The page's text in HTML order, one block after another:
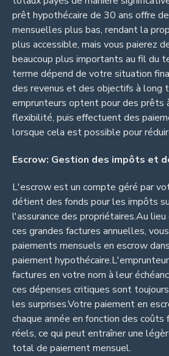
prêt hypothécaire de 30 ans offre
mensuelles plus bas, rendant la
plus accessible, mais vous paierez
beaucoup plus importants au fil du
terme dépend de votre situation
des revenus et des objectifs à long
emprunteurs optent pour des prêts
flexibilité, puis effectuent des
lorsque cela est possible pour
Escrow: Gestion des impôts et
L'escrow est un compte géré par
détient des fonds pour les impôts
l'assurance des propriétaires.Au
ces grandes factures annuelles,
paiements mensuels en escrow
paiement
factures en votre nom à leur
ces dépenses critiques sont
les surprises.Votre paiement en
chaque année en fonction des coûts
réels, ce qui peut entraîner une
total de paiement mensuel.